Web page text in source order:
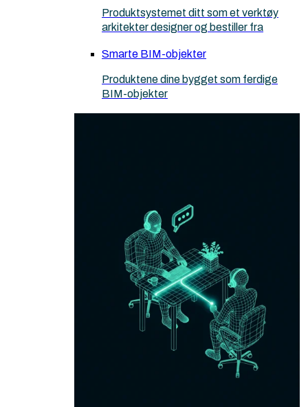
Produktsystemet ditt som et verktøy
arkitekter designer og bestiller fra
Smarte BIM-objekter
Produktene dine bygget som ferdige
BIM-objekter